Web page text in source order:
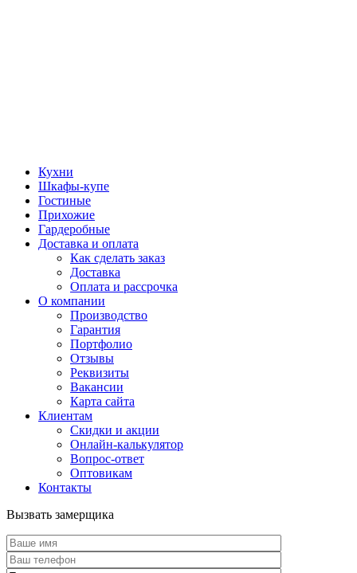
Кухни
Шкафы-купе
Гостиные
Прихожие
Гардеробные
Доставка и оплата
Как сделать заказ
Доставка
Оплата и рассрочка
О компании
Производство
Гарантия
Портфолио
Отзывы
Реквизиты
Вакансии
Карта сайта
Клиентам
Скидки и акции
Онлайн-калькулятор
Вопрос-ответ
Оптовикам
Контакты
Вызвать замерщика